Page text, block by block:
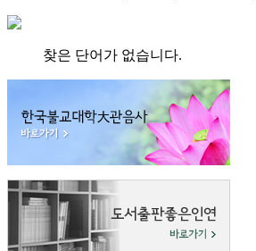
찾은 단어가 없습니다.